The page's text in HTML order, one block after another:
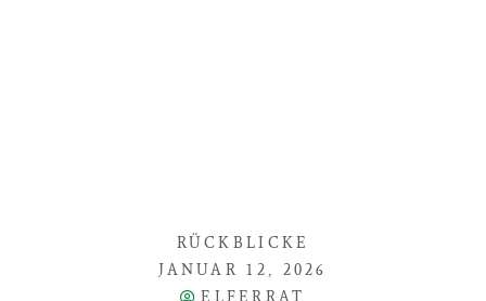
RÜCKBLICKE
JANUAR 12, 2026
ELFERRAT